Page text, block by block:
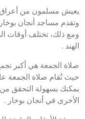
يعيش مسلمون من أعراق
وتقدم مساجد أنجان
ومع ذلك، تختلف أوقات
الهند .
صلاة الجمعة هي أكبر
حيث تُقام صلاة الجمعة
يمكنك بسهولة التحقق
الأخرى في أنجان بوخار .